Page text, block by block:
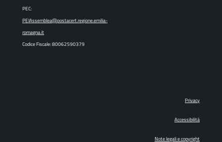
PEC:
PEIAssemblea@postacert.regione.emilia-
romagna.it
Codice Fiscale: 80062590379
Privacy
Accessibilità
Note legali e copyright